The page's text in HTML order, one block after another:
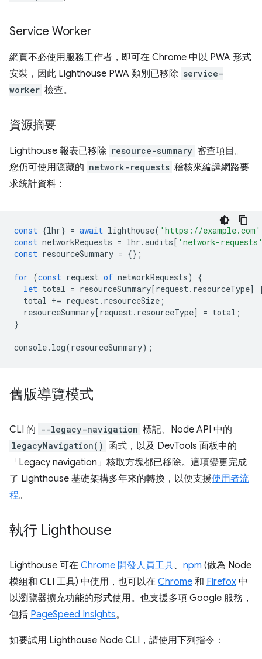
Service Worker
網頁不必使用服務工作者，即可在 Chrome 中以 PWA 形式
安裝，因此 Lighthouse PWA 類別已移除 service-
worker 檢查。
資源摘要
Lighthouse 報表已移除 resource-summary 審查項目。
您仍可使用隱藏的 network-requests 稽核來編譯網路要
求統計資料：
const {lhr} = await lighthouse( 'https://example.com'
const networkRequests = lhr .audits[ 'network-
const resourceSummary = {};
for (const request of networkRequests)
{
let total = resourceSummary[request . resourceType]
total += request . resourceSize ;
resourceSummary[request . resourceType] = total ;
}
console. log(resourceSummary);
舊版導覽模式
CLI 的 --legacy-navigation 標記、Node API 中的
legacyNavigation() 函式，以及 DevTools 面板中的
「Legacy navigation」核取方塊都已移除。這項變更完成
了 Lighthouse 基礎架構多年來的轉換，以便支援使用者流
程。
執行 Lighthouse
Lighthouse 可在 Chrome 開發人員工具、 npm (做為 Node
模組和 CLI 工具) 中使用，也可以在 Chrome 和 Firefox 中
以瀏覽器擴充功能的形式使用。也支援多項 Google 服務，
包括 PageSpeed Insights。
如要試用 Lighthouse Node CLI，請使用下列指令：